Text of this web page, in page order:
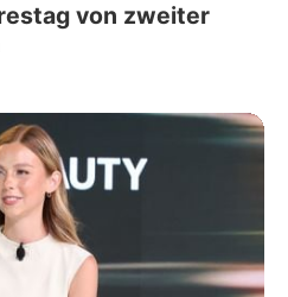
von zweiter